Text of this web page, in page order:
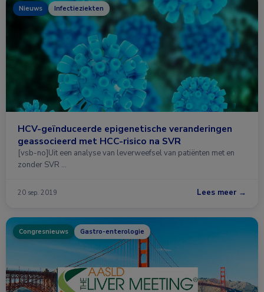
Nieuws Infectieziekten
HCV-geïnduceerde epigenetische veranderingen
geassocieerd met HCC-risico na SVR
[vsb-no]Uit een analyse van leverweefsel van patiënten met en
zonder SVR …
20 sep. 2019 Lees meer →
Congresnieuws Gastro-enterologie